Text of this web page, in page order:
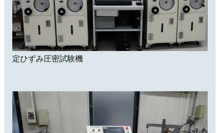
定ひずみ圧密試験機